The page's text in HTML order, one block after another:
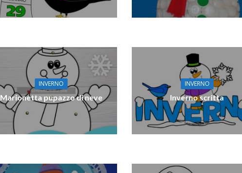
INVERNO
Marionetta pupazzo di neve
INVERNO
Inverno scritta